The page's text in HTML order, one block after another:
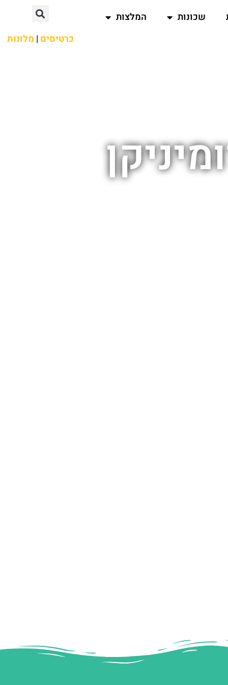
שכונות
המלצות
כרטיסים | מלונות